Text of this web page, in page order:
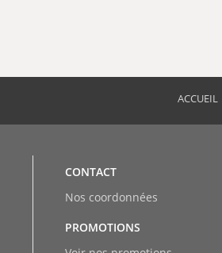
ACCUEIL
PROMOTIONS
Nos coordonnées
CONTACT